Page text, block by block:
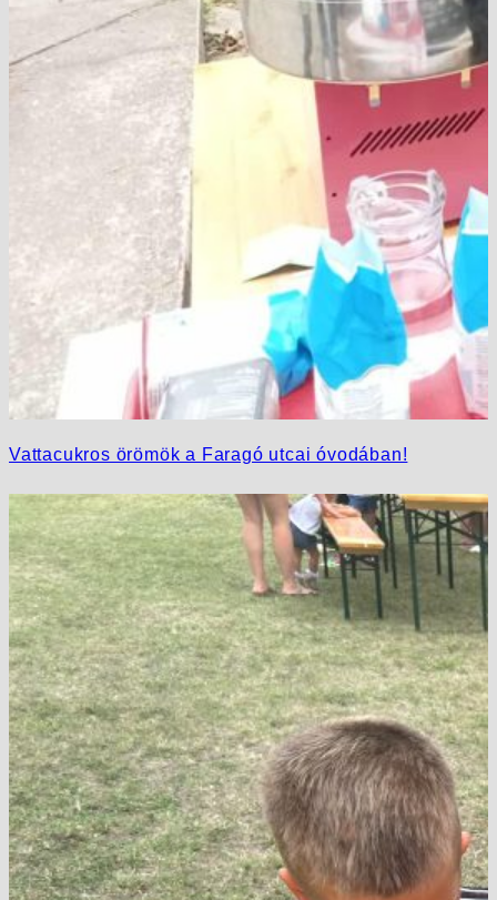
Vattacukros örömök a Faragó utcai óvodában!